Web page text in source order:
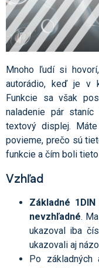
Mnoho ľudí si
autorádio, keď je v
Funkcie sa však
naladenie pár
textový displej.
povieme, prečo sú
funkcie a čím boli
Vzhľad
Základné
nevzhľadné.
ukazoval iba
ukazovali aj
Po základných